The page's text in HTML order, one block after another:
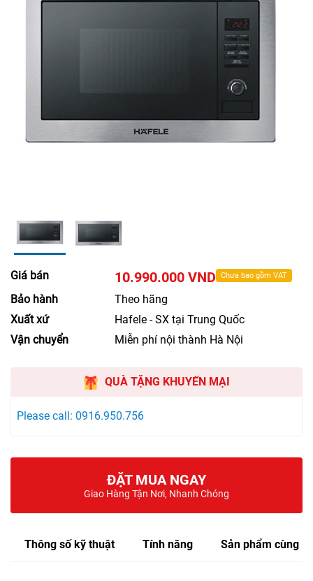
Giá bán 10.990.000 VND Chưa bao gồm VAT
Bảo hành
Theo hãng
Xuất xứ
Hafele - SX tại Trung Quốc
Vận chuyển
Miễn phí nội thành Hà Nội
QUÀ TẶNG KHUYẾN MẠI
Please call: 0916.950.756
ĐẶT MUA NGAY
Giao Hàng Tận Nơi, Nhanh Chóng
Thông số kỹ thuật Tính năng Sản phẩm cùng